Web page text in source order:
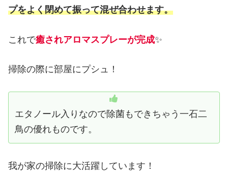
プをよく閉めて振って混ぜ合わせます。
これで癒されアロマスプレーが完成✨
掃除の際に部屋にプシュ！
エタノール入りなので除菌もできちゃう一石二
鳥の優れものです。
我が家の掃除に大活躍しています！